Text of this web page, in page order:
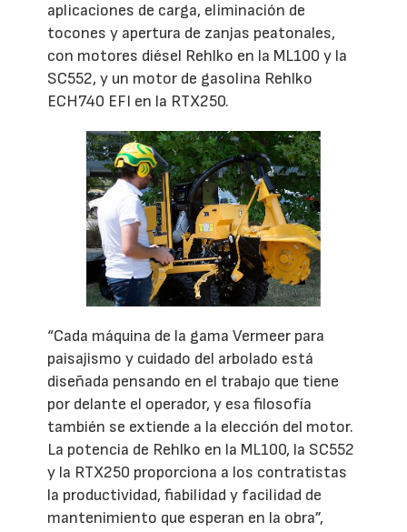
aplicaciones de carga, eliminación de
tocones y apertura de zanjas peatonales,
con motores diésel Rehlko en la ML100 y la
SC552, y un motor de gasolina Rehlko
ECH740 EFI en la RTX250.
“Cada máquina de la gama Vermeer para
paisajismo y cuidado del arbolado está
diseñada pensando en el trabajo que tiene
por delante el operador, y esa filosofía
también se extiende a la elección del motor.
La potencia de Rehlko en la ML100, la SC552
y la RTX250 proporciona a los contratistas
la productividad, fiabilidad y facilidad de
mantenimiento que esperan en la obra”,